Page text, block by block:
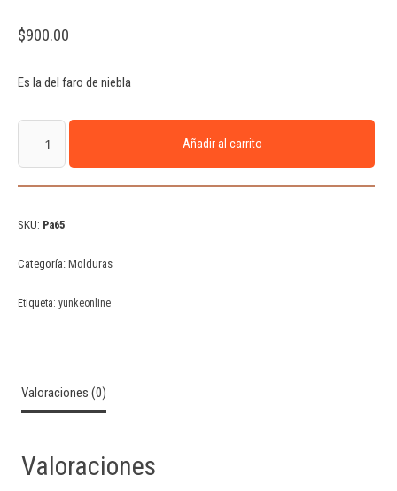
$900.00
Es la del faro de niebla
Añadir al carrito
SKU: Pa65
Categoría: Molduras
Etiqueta: yunkeonline
Valoraciones (0)
Valoraciones